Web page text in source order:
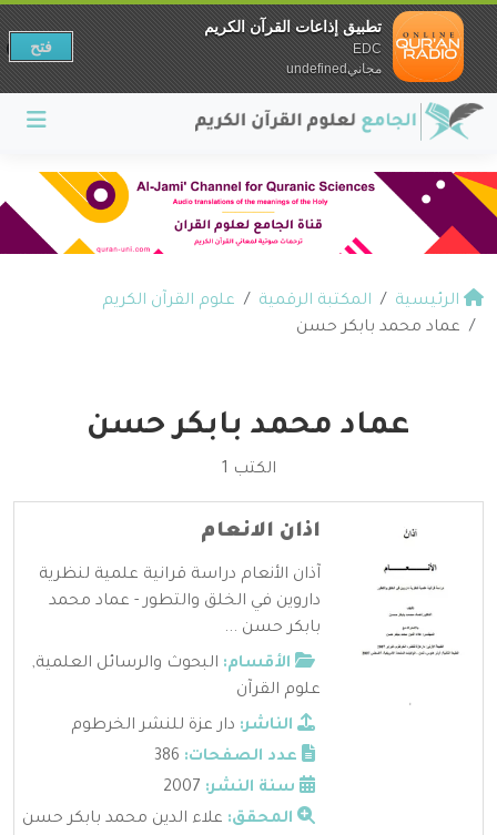
الرئيسية المكتبة الرقمية
علوم القرآن الكريم
عماد محمد بابكر حسن
عماد محمد بابكر حسن
الكتب 1
اذان الانعام
آذان الأنعام دراسة قرانية علمية لنظرية
داروين في الخلق والتطور - عماد محمد
بابكر حسن ...
الأقسام: البحوث والرسائل العلمية,
علوم القرآن
الناشر: دار عزة للنشر الخرطوم
عدد الصفحات:
سنة النشر:
المحقق: علاء الدين محمد بابكر حسن
تطبيق إذاعات القرآن الكريم
EDC
مجانيundefined
فتح